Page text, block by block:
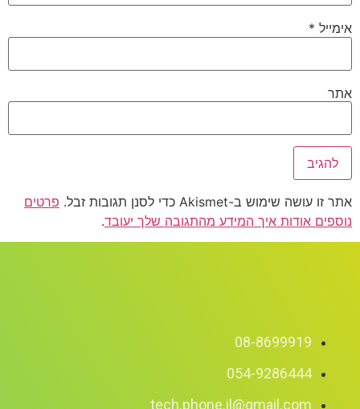
אימייל *
אתר
אתר זו עושה שימוש ב-Akismet כדי לסנן תגובות זבל.
פרטים
נוספים אודות איך המידע מהתגובה שלך יעובד.
08-8699919
054-9286444
tech.phone.il@gmail.com